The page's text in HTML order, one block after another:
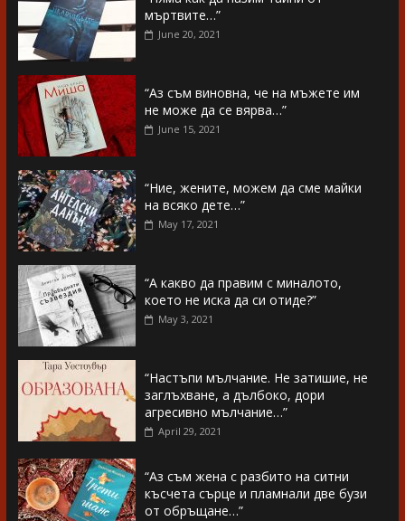
мъртвите…”
June 20, 2021
“Аз съм виновна, че на мъжете им
не може да се вярва…”
June 15, 2021
“Ние, жените, можем да сме майки
на всяко дете…”
May 17, 2021
“А какво да правим с миналото,
което не иска да си отиде?”
May 3, 2021
“Настъпи мълчание. Не затишие, не
заглъхване, а дълбоко, дори
агресивно мълчание…”
April 29, 2021
“Аз съм жена с разбито на ситни
късчета сърце и пламнали две бузи
от обръщане…”